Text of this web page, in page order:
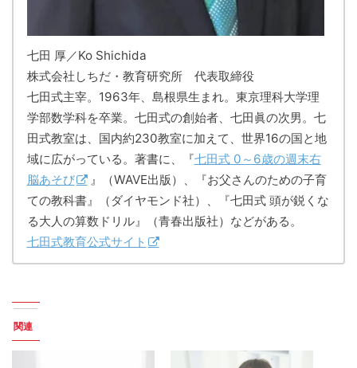
七田 厚／Ko Shichida
株式会社しちだ・教育研究所 代表取締役
七田式主宰。1963年、島根県生まれ。東京理科大学理
学部数学科を卒業。七田式の創始者、七田眞の次男。七
田式教室は、国内約230教室に加えて、世界16の国と地
域に広がっている。著書に、『七田式 0～6歳の週末右
脳あそび
』（WAVE出版）、『お父さんのための子育
ての教科書』（ダイヤモンド社）、『七田式 頭が鋭くな
る大人の算数ドリル』（青春出版社）などがある。
七田式教育公式サイト
関連